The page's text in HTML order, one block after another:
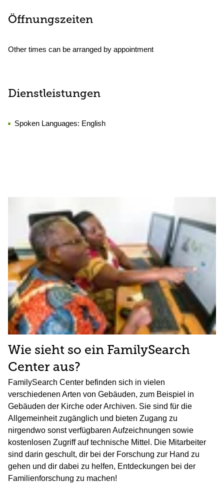
Öffnungszeiten
Other times can be arranged by appointment
Dienstleistungen
Spoken Languages: English
Wie sieht so ein FamilySearch
Center aus?
FamilySearch Center befinden sich in vielen
verschiedenen Arten von Gebäuden, zum Beispiel in
Gebäuden der Kirche oder Archiven. Sie sind für die
Allgemeinheit zugänglich und bieten Zugang zu
nirgendwo sonst verfügbaren Aufzeichnungen sowie
kostenlosen Zugriff auf technische Mittel. Die Mitarbeiter
sind darin geschult, dir bei der Forschung zur Hand zu
gehen und dir dabei zu helfen, Entdeckungen bei der
Familienforschung zu machen!